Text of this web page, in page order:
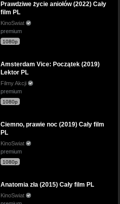
Prawdziwe życie aniołów (2022) Cały
film PL
KinoSwiat
premium
1080p
Amsterdam Vice: Początek (2019)
Lektor PL
Filmy Akcji
premium
1080p
Ciemno, prawie noc (2019) Cały film
PL
KinoSwiat
premium
1080p
Anatomia zła (2015) Cały film PL
KinoSwiat